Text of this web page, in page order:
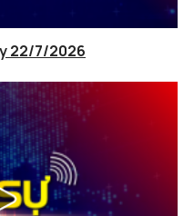
22/7/2026